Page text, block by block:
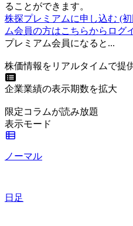
ることができます。
株探プレミアムに申し込む (
ム会員の方はこちらからログ
プレミアム会員になると...
株価情報をリアルタイムで提
企業業績の表示期数を拡大
限定コラムが読み放題
表示モード
ノーマル
日足